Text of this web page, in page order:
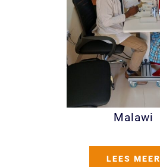
Malawi
LEES MEER